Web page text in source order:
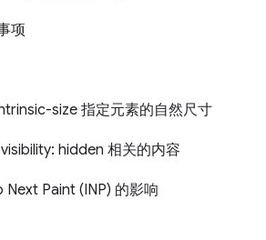
项
size 指定元素的自然尺寸
hidden 相关的内容
Paint (INP) 的影响